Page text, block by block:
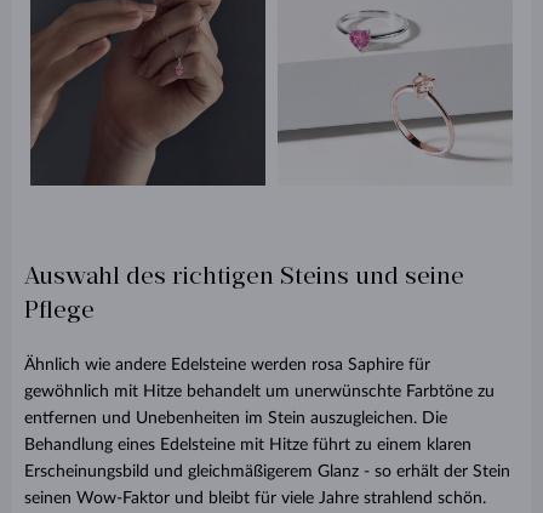
Auswahl des richtigen Steins und seine
Pflege
Ähnlich wie andere Edelsteine werden rosa Saphire für
gewöhnlich mit Hitze behandelt um unerwünschte Farbtöne zu
entfernen und Unebenheiten im Stein auszugleichen. Die
Behandlung eines Edelsteine mit Hitze führt zu einem klaren
Erscheinungsbild und gleichmäßigerem Glanz - so erhält der Stein
seinen Wow-Faktor und bleibt für viele Jahre strahlend schön.